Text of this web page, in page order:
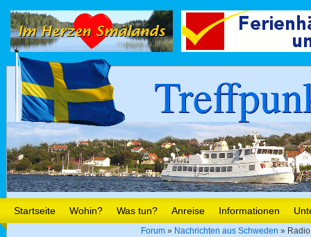
Startseite Wohin? Was tun? Anreise Informationen
Forum » Nachrichten aus Schweden »